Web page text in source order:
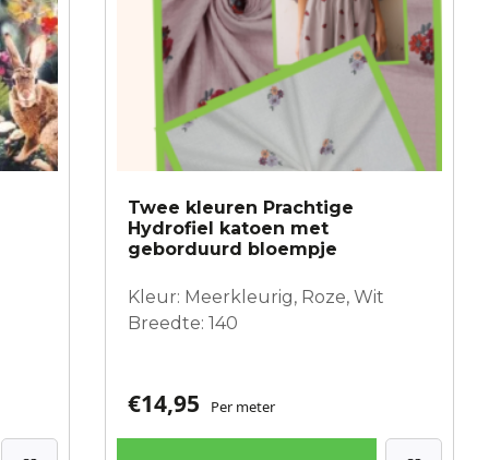
Twee kleuren Prachtige
Hydrofiel katoen met
geborduurd bloempje
Kleur: Meerkleurig, Roze, Wit
Breedte: 140
€14,95 Per meter
worden
productpagina